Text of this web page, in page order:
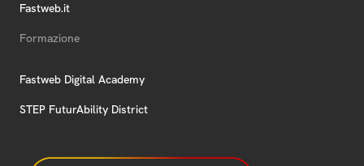
Fastweb.it
Formazione
Fastweb Digital Academy
STEP FuturAbility District